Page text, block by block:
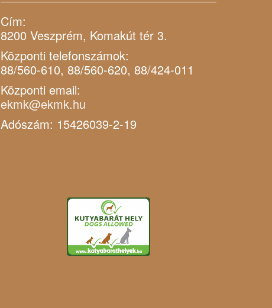
Cím:
8200 Veszprém, Komakút tér 3.
Központi telefonszámok:
88/560-610, 88/560-620, 88/424-011
Központi email:
ekmk@ekmk.hu
Adószám: 15426039-2-19